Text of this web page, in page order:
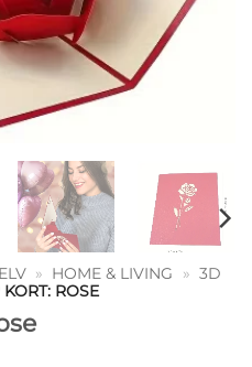
» HOME & LIVING » 3D
ROSE